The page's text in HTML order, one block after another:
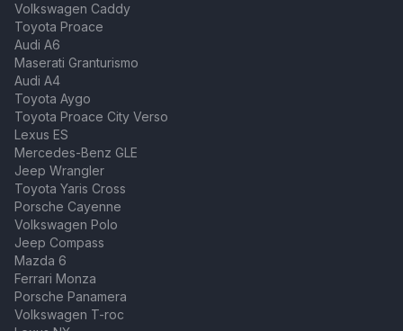
Volkswagen Caddy
Toyota Proace
Audi A6
Maserati Granturismo
Audi A4
Toyota Aygo
Toyota Proace City Verso
Lexus ES
Mercedes-Benz GLE
Jeep Wrangler
Toyota Yaris Cross
Porsche Cayenne
Volkswagen Polo
Jeep Compass
Mazda 6
Ferrari Monza
Porsche Panamera
Volkswagen T-roc